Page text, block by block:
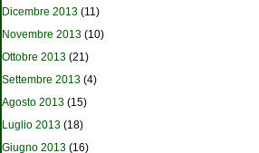
Dicembre 2013 (11)
Novembre 2013 (10)
Ottobre 2013 (21)
Settembre 2013 (4)
Agosto 2013 (15)
Luglio 2013 (18)
Giugno 2013 (16)